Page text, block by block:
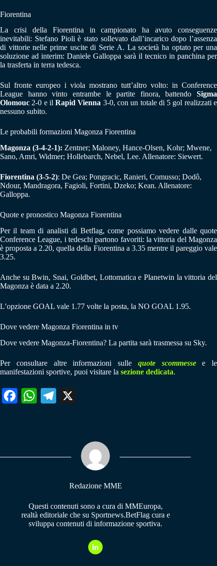
Fiorentina
La crisi della Fiorentina in campionato ha avuto conseguenze
inevitabili: Stefano Pioli è stato sollevato dall’incarico dopo l’assenza
di vittorie nelle prime uscite di Serie A. La società ha optato per una
soluzione ad interim: Daniele Galloppa sarà il tecnico in panchina per
la trasferta in terra tedesca.
Sul fronte europeo i viola mostrano tutt’altro volto: in Conference
League hanno vinto entrambe le partite finora, battendo Sigma
Olomouc 2-0 e ilRapid Vienna 3-0, con un totale di 5 gol realizzati e
nessuno subito.
Le probabili formazioni Magonza Fiorentina
Magonza (3-4-2-1): Zentner; Maloney, Hance-Olsen, Kohr; Mwene,
Sano, Amri, Widmer; Hollebarch, Nebel, Lee. Allenatore: Siewert.
Fiorentina (3-5-2): De Gea; Pongracic, Ranieri, Comusso; Dodô,
Ndour, Mandragora, Fagioli, Fortini, Dzeko; Kean. Allenatore:
Galloppa.
Quote e pronostico Magonza Fiorentina
Per il team di analisti di Betflag, come possiamo vedere dalle quote
Conference League, i tedeschi partono favoriti: la vittoria del Magonza
è proposta a 2.20, quella della Fiorentina a 3.35 mentre il pareggio vale
3.25.
Anche su Bwin, Snai, Goldbet, Lottomatica e Planetwin la vittoria del
Magonza è data a 2.20.
L’opzione GOAL vale 1.77 volte la posta, la NO GOAL 1.95.
Dove vedere Magonza Fiorentina in tv
Dove vedere Magonza-Fiorentina? La partita sarà trasmessa su Sky.
Per consultare altre informazioni sulle quote scommessee le
manifestazioni sportive, puoi visitare la sezione dedicata.
Fa W
pp
Te
m
Redazione MME
Questi contenuti sono a cura di MMEuropa,
realtà editoriale che su Sportnews.BetFlag cura e
sviluppa contenuti di informazione sportiva.